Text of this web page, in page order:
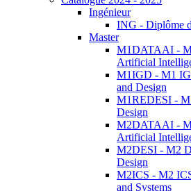
Ingénieur
ING - Diplôme
Master
M1DATAAI -
Artificial
M1IGD - M1
and Design
M1REDESI -
Design
M2DATAAI -
Artificial
M2DESI - M2
Design
M2ICS - M2
and Systems